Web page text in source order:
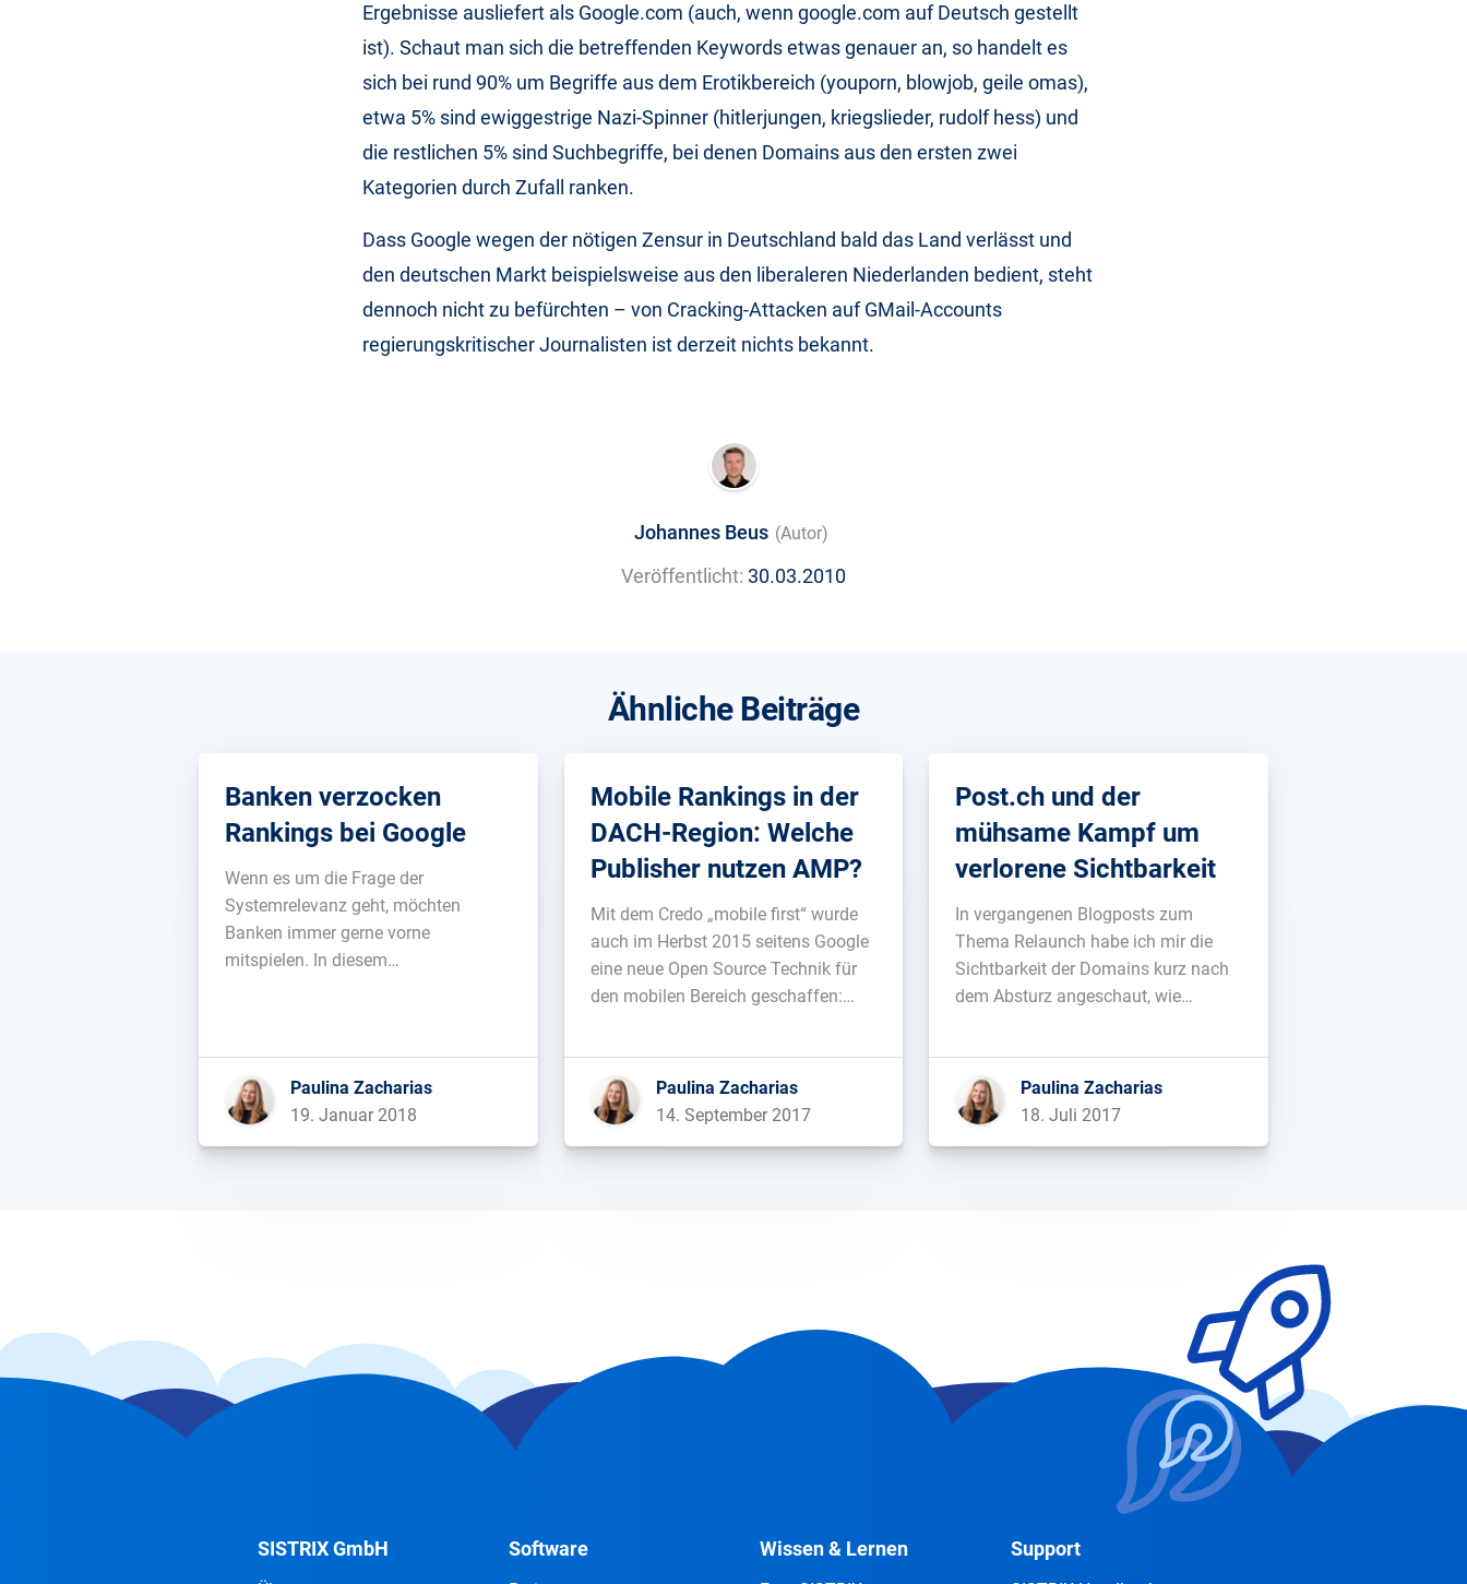
Ergebnisse ausliefert als Google.com (auch, wenn google.com auf Deutsch gestellt
ist). Schaut man sich die betreffenden Keywords etwas genauer an, so handelt es
sich bei rund 90% um Begriffe aus dem Erotikbereich (youporn, blowjob, geile omas),
etwa 5% sind ewiggestrige Nazi-Spinner (hitlerjungen, kriegslieder, rudolf hess) und
die restlichen 5% sind Suchbegriffe, bei denen Domains aus den ersten zwei
Kategorien durch Zufall ranken.
Dass Google wegen der nötigen Zensur in Deutschland bald das Land verlässt und
den deutschen Markt beispielsweise aus den liberaleren Niederlanden bedient, steht
dennoch nicht zu befürchten – von Cracking-Attacken auf GMail-Accounts
regierungskritischer Journalisten ist derzeit nichts bekannt.
Johannes Beus (Autor)
Veröffentlicht: 30.03.2010
Ähnliche Beiträge
Banken verzocken
Rankings bei Google
Wenn es um die Frage der
Systemrelevanz geht, möchten
Banken immer gerne vorne
mitspielen. In diesem
wird. Allein drei große, primär offline-
agierende Banken aus der DACH-
Region haben, in den letzten Jahren,
Paulina Zacharias
19. Januar 2018
Mobile Rankings in der
DACH-Region: Welche
Publisher nutzen AMP?
Mit dem Credo „mobile first“ wurde
auch im Herbst 2015 seitens Google
eine neue Open Source Technik für
den mobilen Bereich geschaffen:
welches wörtlich übersetzt als
„beschleunigte Mobilseiten“
Paulina Zacharias
14. September 2017
Post.ch und der
mühsame Kampf um
verlorene Sichtbarkeit
In vergangenen Blogposts zum
Thema Relaunch habe ich mir die
Sichtbarkeit der Domains kurz nach
dem Absturz angeschaut, wie
einen Blick auf die Schweizerische
Post (post.ch) werfen. Hier ist seit
Paulina Zacharias
18. Juli 2017
SISTRIX GmbH Software Wissen & Lernen Support